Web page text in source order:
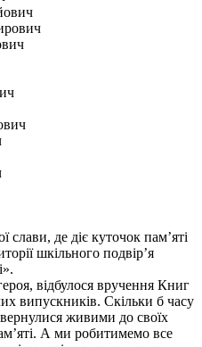
слави, де діє куточок пам’яті
шкільного подвір’я
відбулося вручення Книг
випускників. Скільки б часу
живими до своїх
А ми робитимемо все